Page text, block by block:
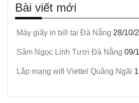
Bài viết mới
Máy giấy in bill tại Đà Nẵng 28/10/
Sâm Ngọc Linh Tươi Đà Nẵng 09/
Lắp mạng wifi Viettel Quảng Ngãi